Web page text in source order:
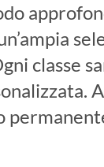
classe